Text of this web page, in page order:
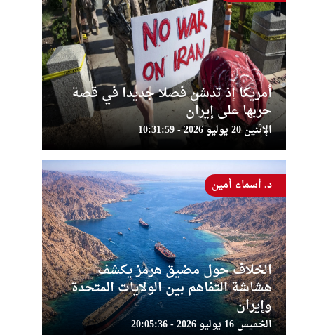
أمريكا إذ تدشن فصلا جديدا في قصة
حربها على إيران
الإثنين 20 يوليو 2026 - 10:31:59
الخلاف حول مضيق هرمز يكشف
هشاشة التفاهم بين الولايات المتحدة
وإيران
الخميس 16 يوليو 2026 - 20:05:36
د. أسماء أمين